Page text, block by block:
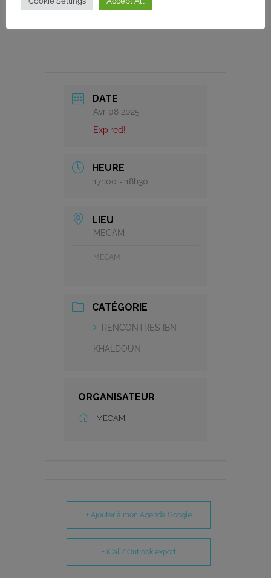
DATE
Avr 08 2025
Expired!
HEURE
17h00 - 18h30
LIEU
MECAM
MECAM
CATÉGORIE
RENCONTRES IBN
KHALDOUN
ORGANISATEUR
MECAM
+ Ajouter à mon Agenda Google
+ iCal / Outlook export